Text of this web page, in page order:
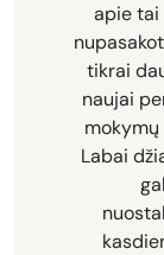
apie tai
tikrai
naujai
Labai